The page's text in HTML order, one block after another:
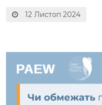
12 Листоп 2024